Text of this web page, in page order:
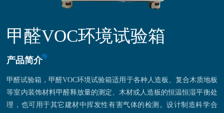
甲醛VOC环境试验箱
产品简介
甲醛试验箱，甲醛VOC环境试验箱适用于各种人造板、复合木质地板
等室内装饰材料甲醛释放量的测定、木材或人造板的恒温恒湿平衡处
理，也可用于其它建材中挥发性有害气体的检测。设计制造科学合